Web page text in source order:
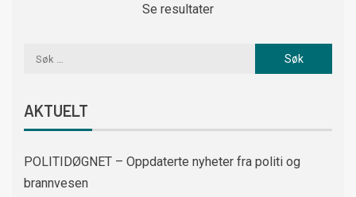
Se resultater
AKTUELT
POLITIDØGNET – Oppdaterte nyheter fra politi og
brannvesen